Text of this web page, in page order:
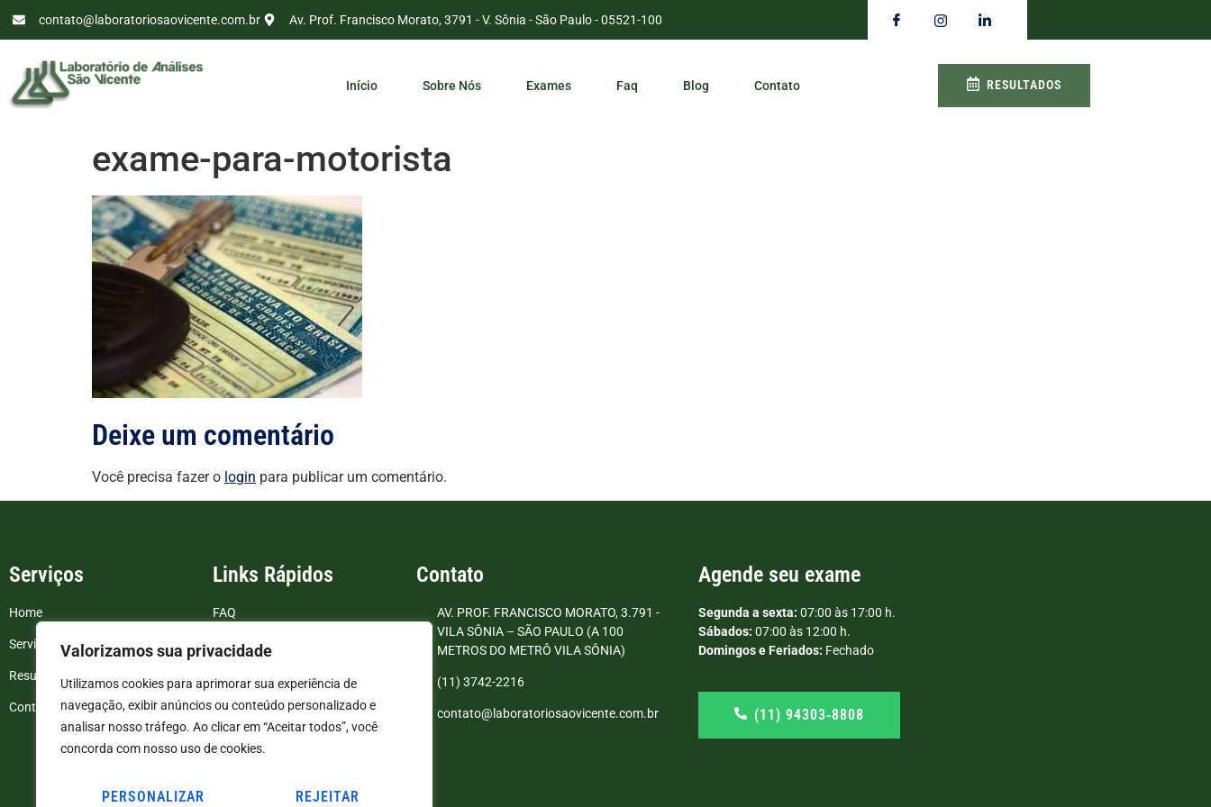
Valorizamos sua privacidade
Utilizamos cookies para aprimorar sua experiência de
navegação, exibir anúncios ou conteúdo personalizado e
analisar nosso tráfego. Ao clicar em “Aceitar todos”, você
concorda com nosso uso de cookies.
PERSONALIZAR REJEITAR
contato@laboratoriosaovicente.com.br Av. Prof. Francisco Morato, 3791 - V. Sônia - São Paulo - 05521-100
Início Sobre Nós Exames Faq Blog Contato RESULTADOS
exame-para-motorista
Deixe um comentário
Você precisa fazer o login para publicar um comentário.
Serviços
Home
Serviços
Resultados de exames
Contato
Links Rápidos
FAQ
Blog
Politica de Privacidade
Termos e Condições
Contato
AV. PROF. FRANCISCO MORATO, 3.791 -
VILA SÔNIA – SÃO PAULO (A 100
METROS DO METRÔ VILA SÔNIA)
(11) 3742-2216
contato@laboratoriosaovicente.com.br
Agende seu exame
Segunda a sexta: 07:00 às 17:00 h.
Sábados: 07:00 às 12:00 h.
Domingos e Feriados: Fechado
(11) 94303‑8808